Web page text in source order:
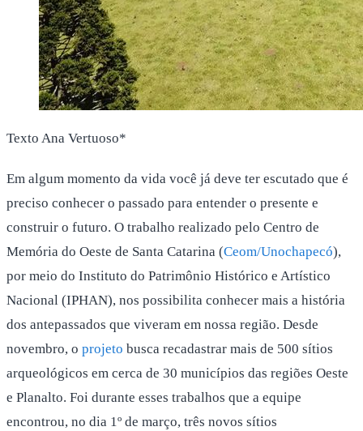
Texto Ana Vertuoso*
Em algum momento da vida você já deve ter escutado que é
preciso conhecer o passado para entender o presente e
construir o futuro. O trabalho realizado pelo Centro de
Memória do Oeste de Santa Catarina (Ceom/Unochapecó),
por meio do Instituto do Patrimônio Histórico e Artístico
Nacional (IPHAN), nos possibilita conhecer mais a história
dos antepassados que viveram em nossa região. Desde
novembro, o projeto busca recadastrar mais de 500 sítios
arqueológicos em cerca de 30 municípios das regiões Oeste
e Planalto. Foi durante esses trabalhos que a equipe
encontrou, no dia 1º de março, três novos sítios